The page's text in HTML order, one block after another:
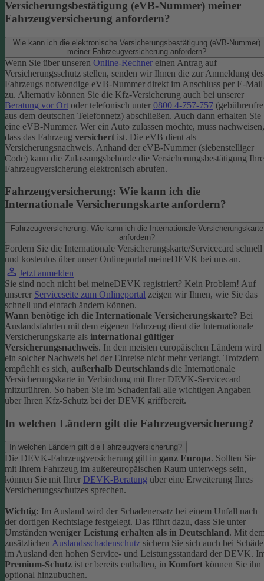
Versicherungsbestätigung (eVB-Nummer) meiner
Fahrzeugversicherung anfordern?
Wie kann ich die elektronische Versicherungsbestätigung (eVB-Nummer)
meiner Fahrzeugversicherung anfordern?
Wenn Sie über unseren Online-Rechner einen Antrag auf
Versicherungsschutz stellen, senden wir Ihnen die zur Anmeldung des
Fahrzeugs notwendige eVB-​Nummer direkt im Anschluss per E-Mail
zu. Alternativ können Sie die Kfz-​Versicherung auch bei unserer
Beratung vor Ort oder telefonisch unter 0800 4-​757-757
aus dem deutschen Telefonnetz) abschließen. Auch dann erhalten Sie
eine eVB-Nummer. Wer ein Auto zulassen möchte, muss nachweisen,
dass das Fahrzeug versichert ist. Die eVB dient als
Versicherungsnachweis. Anhand der eVB-Nummer (siebenstelliger
Code) kann die Zulassungsbehörde die Versicherungsbestätigung
Fahrzeugversicherung elektronisch abrufen.
Fahrzeugversicherung: Wie kann ich die
Internationale Versicherungskarte anfordern?
Fahrzeugversicherung: Wie kann ich die Internationale Versicherungskarte
anfordern?
Fordern Sie die Internationale Versicherungskarte/Servicecard schnell
und kostenlos über unser Onlineportal meineDEVK bei uns an.
Jetzt anmelden
Sie sind noch nicht bei meineDEVK registriert? Kein Problem! Auf
unserer Serviceseite zum Onlineportal zeigen wir Ihnen, wie Sie das
schnell und einfach ändern können.
Wann benötige ich die Internationale Versicherungskarte? Bei
Auslandsfahrten mit dem eigenen Fahrzeug dient die Internationale
Versicherungskarte als international gültiger
Versicherungsnachweis. In den meisten europäischen Ländern wird
ein solcher Nachweis bei der Einreise nicht mehr verlangt. Trotzdem
empfiehlt es sich, außerhalb Deutschlands die Internationale
Versicherungskarte in Verbindung mit Ihrer DEVK-Servicecard
mitzuführen. So haben Sie im Schadenfall alle wichtigen Angaben
über Ihren Kfz-Schutz bei der DEVK griffbereit.
In welchen Ländern gilt die Fahrzeugversicherung?
In welchen Ländern gilt die Fahrzeugversicherung?
Die DEVK-Fahrzeugversicherung gilt in ganz Europa. Sollten Sie
mit Ihrem Fahrzeug im außereuropäischen Raum unterwegs sein,
können Sie mit Ihrer DEVK-Beratung über eine Erweiterung Ihres
Versicherungsschutzes sprechen.
Wichtig: Im Ausland wird der Schadenersatz bei einem Unfall nach
der dortigen Rechtslage festgelegt. Das führt dazu, dass Sie unter
Umständen weniger Leistung erhalten als in Deutschland. Mit
zusätzlichenAuslandsschadenschutz sichern Sie sich auch bei
im Ausland den hohen Service- und Leistungsstandard der DEVK.
Premium-Schutz ist er bereits enthalten, in Komfort können Sie ihn
optional hinzubuchen.